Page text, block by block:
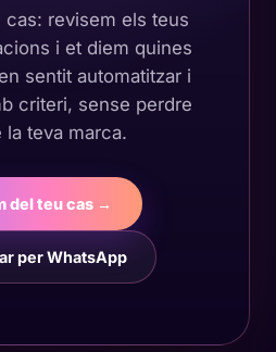
cas: revisem els teus
i et diem quines
sentit automatitzar i
criteri, sense perdre
la teva marca.
del teu cas →
per WhatsApp